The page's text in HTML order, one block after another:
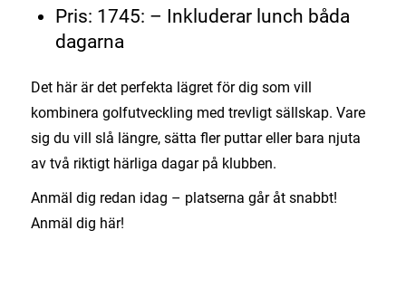
Pris: 1745: – Inkluderar lunch båda
dagarna
Det här är det perfekta lägret för dig som vill
kombinera golfutveckling med trevligt sällskap. Vare
sig du vill slå längre, sätta fler puttar eller bara njuta
av två riktigt härliga dagar på klubben.
Anmäl dig redan idag – platserna går åt snabbt!
Anmäl dig här!